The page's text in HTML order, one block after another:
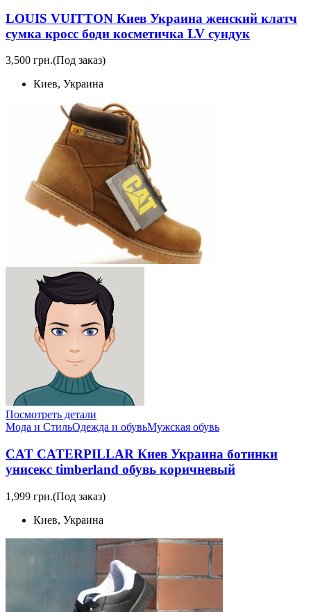
LOUIS VUITTON Киев Украина женский клатч
сумка кросс боди косметичка LV сундук
3,500 грн.(Под заказ)
Киев, Украина
Посмотреть детали
Мода и СтильОдежда и обувьМужская обувь
CAT CATERPILLAR Киев Украина ботинки
унисекс timberland обувь коричневый
1,999 грн.(Под заказ)
Киев, Украина